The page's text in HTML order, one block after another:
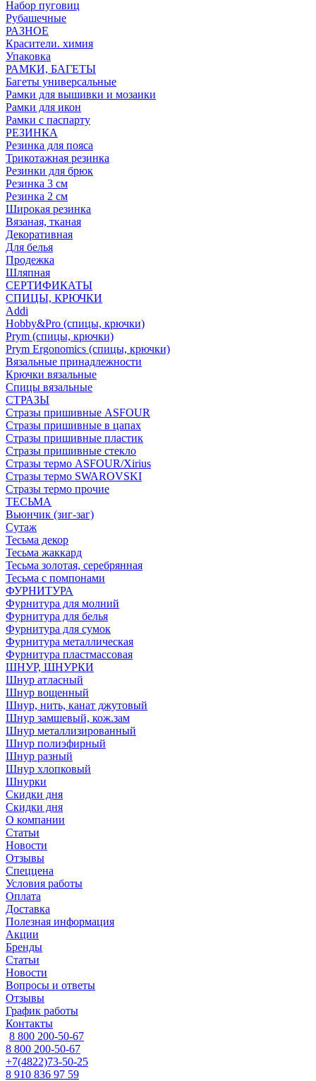
Набор пуговиц
Рубашечные
РАЗНОЕ
Красители. химия
Упаковка
РАМКИ, БАГЕТЫ
Багеты универсальные
Рамки для вышивки и мозаики
Рамки для икон
Рамки с паспарту
РЕЗИНКА
Резинка для пояса
Трикотажная резинка
Резинки для брюк
Резинка 3 см
Резинка 2 см
Широкая резинка
Вязаная, тканая
Декоративная
Для белья
Продежка
Шляпная
СЕРТИФИКАТЫ
СПИЦЫ, КРЮЧКИ
Addi
Hobby&Pro (спицы, крючки)
Prym (спицы, крючки)
Prym Ergonomics (спицы, крючки)
Вязальные принадлежности
Крючки вязальные
Спицы вязальные
СТРАЗЫ
Стразы пришивные ASFOUR
Стразы пришивные в цапах
Стразы пришивные пластик
Стразы пришивные стекло
Стразы термо ASFOUR/Xirius
Стразы термо SWAROVSKI
Стразы термо прочие
ТЕСЬМА
Вьюнчик (зиг-заг)
Сутаж
Тесьма декор
Тесьма жаккард
Тесьма золотая, серебрянная
Тесьма с помпонами
ФУРНИТУРА
Фурнитура для молний
Фурнитура для белья
Фурнитура для сумок
Фурнитура металлическая
Фурнитура пластмассовая
ШНУР, ШНУРКИ
Шнур атласный
Шнур вощенный
Шнур, нить, канат джутовый
Шнур замшевый, кож.зам
Шнур металлизированный
Шнур полиэфирный
Шнур разный
Шнур хлопковый
Шнурки
Скидки дня
Скидки дня
О компании
Статьи
Новости
Отзывы
Спеццена
Условия работы
Оплата
Доставка
Полезная информация
Акции
Бренды
Статьи
Новости
Вопросы и ответы
Отзывы
График работы
Контакты
8 800 200-50-67
8 800 200-50-67
+7(4822)73-50-25
8 910 836 97 59